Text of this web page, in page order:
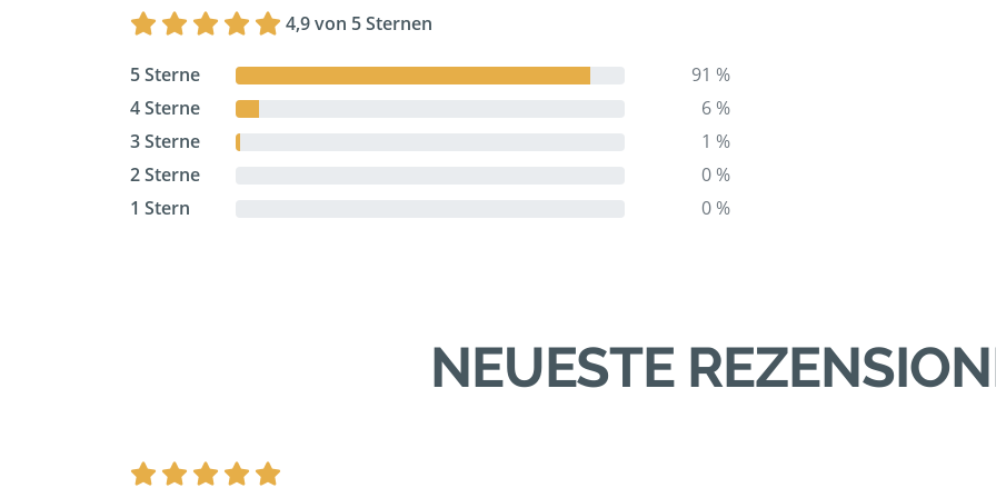
4,9 von 5 Sternen
5 Sterne
91 %
4 Sterne
6 %
3 Sterne
1 %
2 Sterne
0 %
1 Stern
0 %
NEUESTE